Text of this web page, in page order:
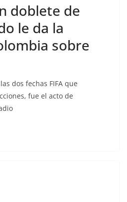
doblete de
le da la
sobre
dos fechas FIFA que
fue el acto de